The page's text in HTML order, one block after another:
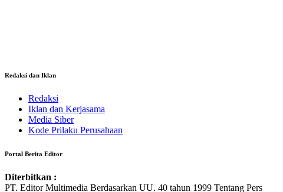
Redaksi dan Iklan
Redaksi
Iklan dan Kerjasama
Media Siber
Kode Prilaku Perusahaan
Portal Berita Editor
Diterbitkan :
PT. Editor Multimedia Berdasarkan UU. 40 tahun 1999 Tentang Pers